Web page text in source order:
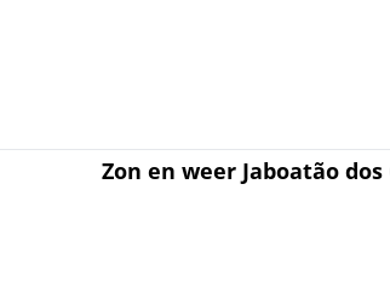
Zon en weer Jaboatão